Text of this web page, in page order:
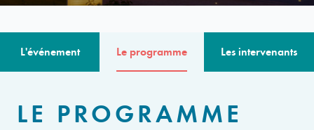
L'événement Le programme Les intervenants
LE PROGRAMME